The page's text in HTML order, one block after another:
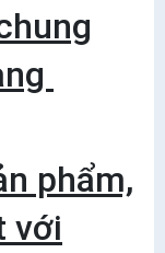
phẩm,
với